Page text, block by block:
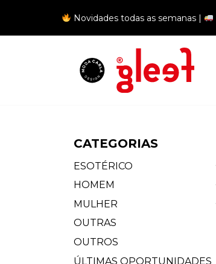
Novidades todas as semanas |
CATEGORIAS
ESOTÉRICO
HOMEM
MULHER
OUTRAS
OUTROS
ÚLTIMAS OPORTUNIDADES